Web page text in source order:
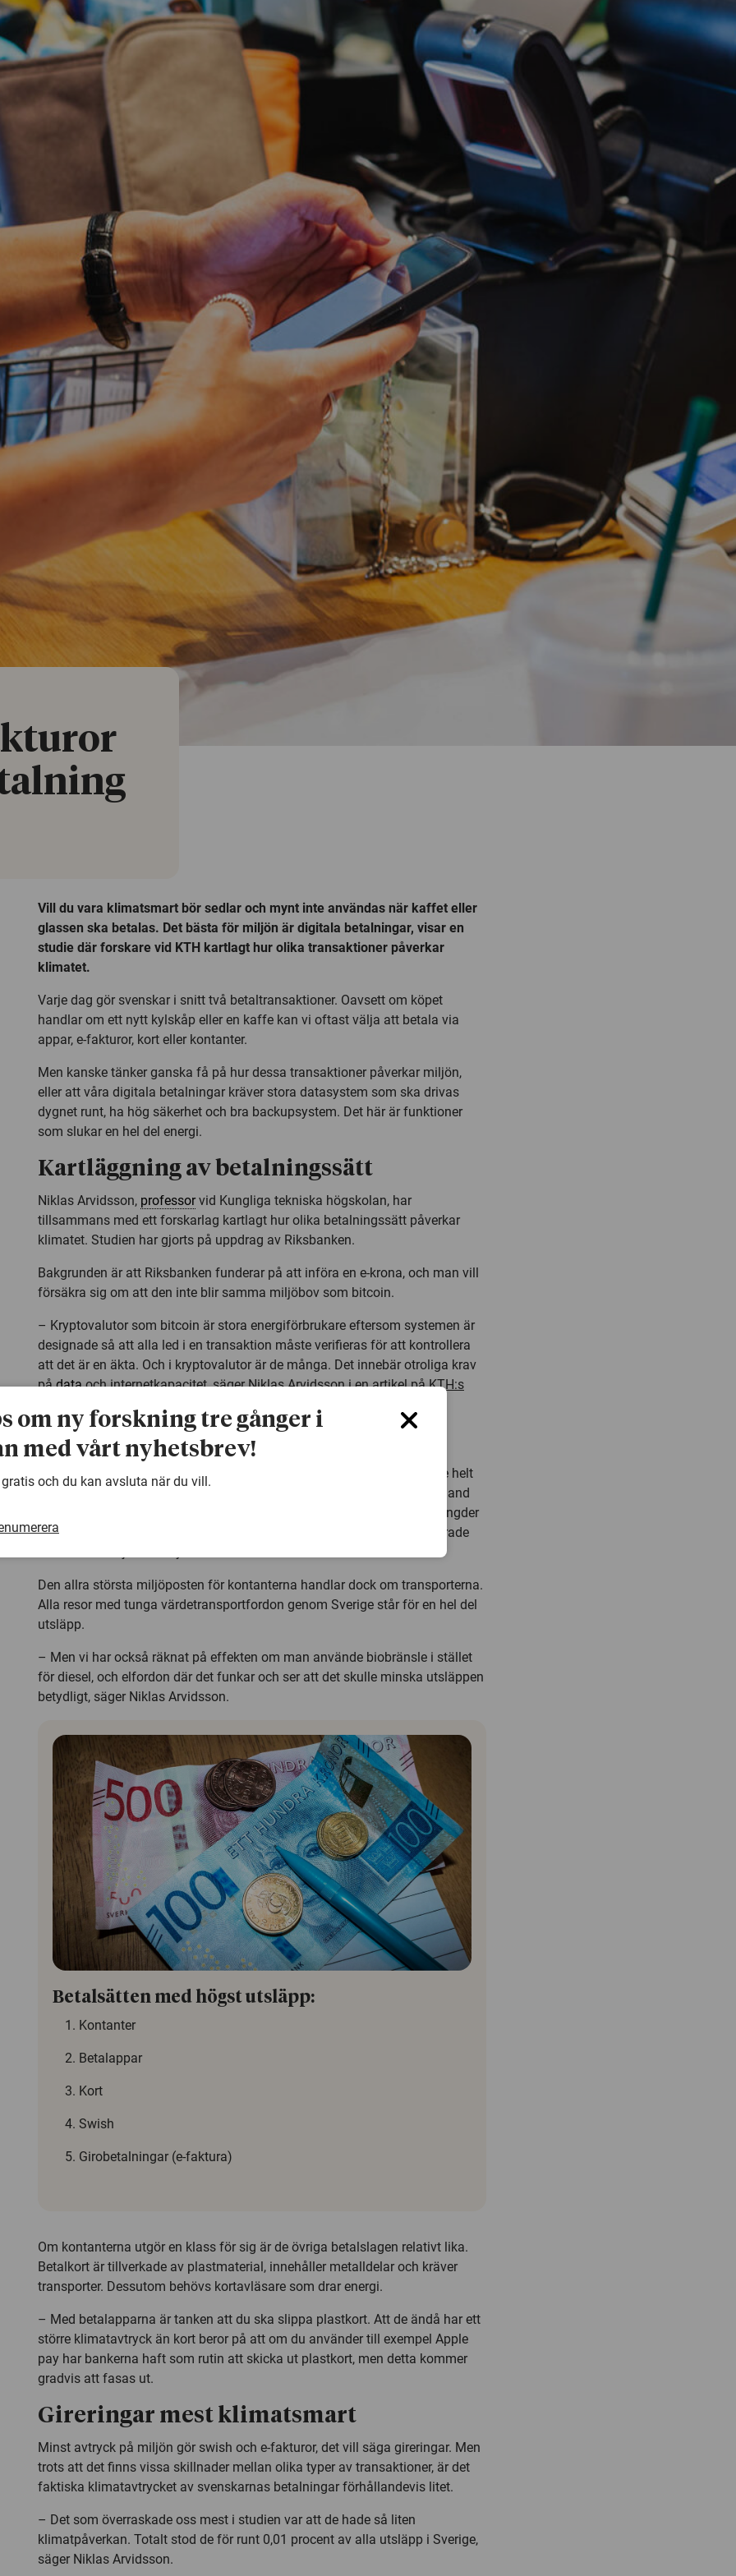
Vill du vara klimatsmart bör sedlar och mynt inte användas när kaffet eller
glassen ska betalas. Det bästa för miljön är digitala betalningar, visar en
studie där forskare vid KTH kartlagt hur olika transaktioner påverkar
klimatet.
Varje dag gör svenskar i snitt två betaltransaktioner. Oavsett om köpet
handlar om ett nytt kylskåp eller en kaffe kan vi oftast välja att betala via
appar, e-fakturor, kort eller kontanter.
Men kanske tänker ganska få på hur dessa transaktioner påverkar miljön,
eller att våra digitala betalningar kräver stora datasystem som ska drivas
dygnet runt, ha hög säkerhet och bra backupsystem. Det här är funktioner
som slukar en hel del energi.
Kartläggning av betalningssätt
Niklas Arvidsson, professorvid Kungliga tekniska högskolan, har
tillsammans med ett forskarlag kartlagt hur olika betalningssätt påverkar
klimatet. Studien har gjorts på uppdrag av Riksbanken.
Bakgrunden är att Riksbanken funderar på att införa en e-krona, och man vill
försäkra sig om att den inte blir samma miljöbov som bitcoin.
– Kryptovalutor som bitcoin är stora energiförbrukare eftersom systemen är
designade så att alla led i en transaktion måste verifieras för att kontrollera
att det är en äkta. Och i kryptovalutor är de många. Det innebär otroliga krav
pådataoch internetkapacitet, säger Niklas Arvidsson ien artikel på KTH:s
Kontanter största miljöboven
Studien jämför betalningar via appar, kort, gireringar och kontanter. Inte helt
oväntat är det kontanterna som lämnar störst miljöavtryck. Det beror bland
annat på att sedlar mestadels består av bomull, som behöver stora mängder
vatten och kemikalier för att trivas. Sedlarna har dessutom metallbaserade
Den allra största miljöposten för kontanterna handlar dock om transporterna.
Alla resor med tunga värdetransportfordon genom Sverige står för en hel del
utsläpp.
– Men vi har också räknat på effekten om man använde biobränsle i stället
för diesel, och elfordon där det funkar och ser att det skulle minska utsläppen
betydligt, säger Niklas Arvidsson.
Betalsätten med högst utsläpp:
Kontanter
Betalappar
Kort
Swish
Girobetalningar (e-faktura)
Om kontanterna utgör en klass för sig är de övriga betalslagen relativt lika.
Betalkort är tillverkade av plastmaterial, innehåller metalldelar och kräver
transporter. Dessutom behövs kortavläsare som drar energi.
– Med betalapparna är tanken att du ska slippa plastkort. Att de ändå har ett
större klimatavtryck än kort beror på att om du använder till exempel Apple
pay har bankerna haft som rutin att skicka ut plastkort, men detta kommer
gradvis att fasas ut.
Gireringar mest klimatsmart
Minst avtryck på miljön gör swish och e-fakturor, det vill säga gireringar. Men
trots att det finns vissa skillnader mellan olika typer av transaktioner, är det
faktiska klimatavtrycket av svenskarnas betalningar förhållandevis litet.
– Det som överraskade oss mest i studien var att de hade så liten
klimatpåverkan. Totalt stod de för runt 0,01 procent av alla utsläpp i Sverige,
säger Niklas Arvidsson.
om ny forskning tre gånger i
med vårt nyhetsbrev!
gratis och du kan avsluta när du vill.